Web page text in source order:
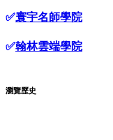
✅寰宇名師學院
✅翰林雲端學院
瀏覽歷史